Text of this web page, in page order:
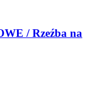
/ Rzeźba na